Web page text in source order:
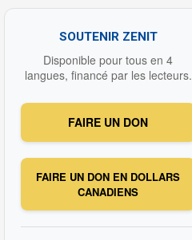
SOUTENIR ZENIT
Disponible pour tous en 4
langues, financé par les lecteurs.
FAIRE UN DON
FAIRE UN DON EN DOLLARS
CANADIENS